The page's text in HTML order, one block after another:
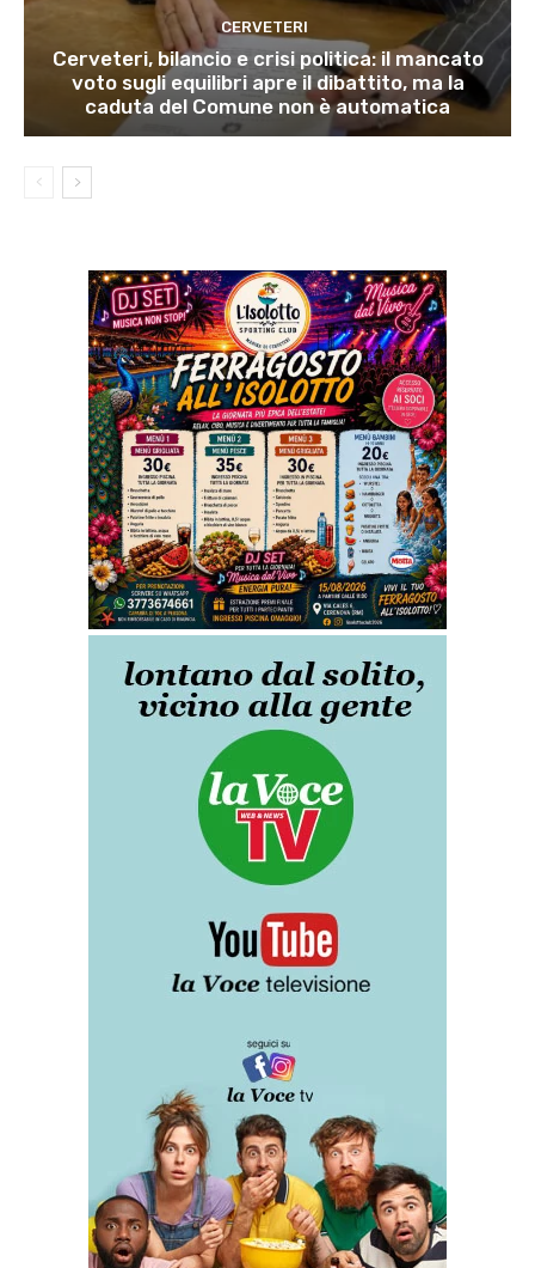
CERVETERI
Cerveteri, bilancio e crisi politica: il mancato
voto sugli equilibri apre il dibattito, ma la
caduta del Comune non è automatica